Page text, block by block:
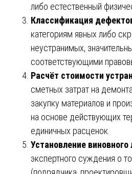
либо естественный
Классификация
категориям явных либо
неустранимых,
соответствующими
Расчёт стоимости
сметных затрат на
закупку материалов и
на основе действующих
единичных расценок.
Установление виновного
экспертного суждения о